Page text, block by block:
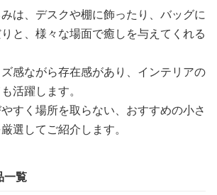
は、デスクや棚に飾ったり、バッグに
と、様々な場面で癒しを与えてくれる
感ながら存在感があり、インテリアの
活躍します。
すく場所を取らない、おすすめの小さ
選してご紹介します。
一覧